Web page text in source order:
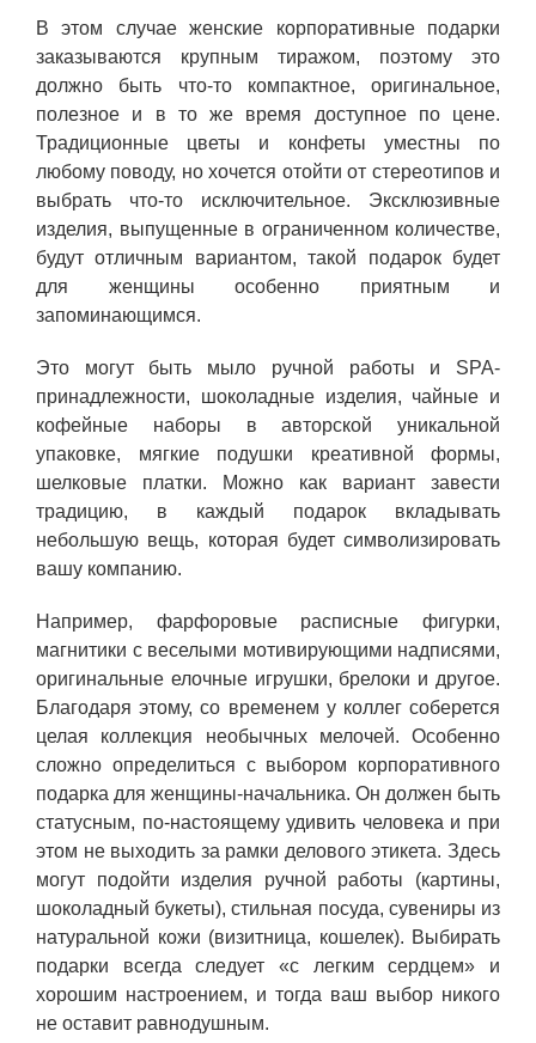
В этом случае женские корпоративные подарки
заказываются крупным тиражом, поэтому это
должно быть что-то компактное, оригинальное,
полезное и в то же время доступное по цене.
Традиционные цветы и конфеты уместны по
любому поводу, но хочется отойти от стереотипов и
выбрать что-то исключительное. Эксклюзивные
изделия, выпущенные в ограниченном количестве,
будут отличным вариантом, такой подарок будет
для женщины особенно приятным и
запоминающимся.
Это могут быть мыло ручной работы и SPA-
принадлежности, шоколадные изделия, чайные и
кофейные наборы в авторской уникальной
упаковке, мягкие подушки креативной формы,
шелковые платки. Можно как вариант завести
традицию, в каждый подарок вкладывать
небольшую вещь, которая будет символизировать
вашу компанию.
Например, фарфоровые расписные фигурки,
магнитики с веселыми мотивирующими надписями,
оригинальные елочные игрушки, брелоки и другое.
Благодаря этому, со временем у коллег соберется
целая коллекция необычных мелочей. Особенно
сложно определиться с выбором корпоративного
подарка для женщины-начальника. Он должен быть
статусным, по-настоящему удивить человека и при
этом не выходить за рамки делового этикета. Здесь
могут подойти изделия ручной работы (картины,
шоколадный букеты), стильная посуда, сувениры из
натуральной кожи (визитница, кошелек). Выбирать
подарки всегда следует «с легким сердцем» и
хорошим настроением, и тогда ваш выбор никого
не оставит равнодушным.